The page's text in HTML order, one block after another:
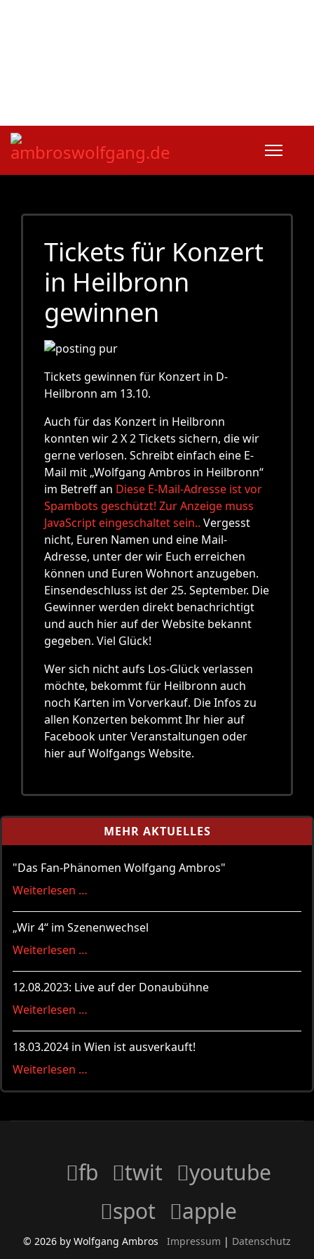
Tickets für Konzert
in Heilbronn
gewinnen
Tickets gewinnen für Konzert in D-
Heilbronn am 13.10.
Auch für das Konzert in Heilbronn
konnten wir 2 X 2 Tickets sichern, die wir
gerne verlosen. Schreibt einfach eine E-
Mail mit „Wolfgang Ambros in Heilbronn“
im Betreff an Diese E-Mail-Adresse ist vor
Spambots geschützt! Zur Anzeige muss
JavaScript eingeschaltet sein.. Vergesst
nicht, Euren Namen und eine Mail-
Adresse, unter der wir Euch erreichen
können und Euren Wohnort anzugeben.
Einsendeschluss ist der 25. September. Die
Gewinner werden direkt benachrichtigt
und auch hier auf der Website bekannt
gegeben. Viel Glück!
Wer sich nicht aufs Los-Glück verlassen
möchte, bekommt für Heilbronn auch
noch Karten im Vorverkauf. Die Infos zu
allen Konzerten bekommt Ihr hier auf
Facebook unter Veranstaltungen oder
hier auf Wolfgangs Website.
MEHR AKTUELLES
"Das Fan-Phänomen Wolfgang Ambros"
Weiterlesen …
„Wir 4“ im Szenenwechsel
Weiterlesen …
12.08.2023: Live auf der Donaubühne
Weiterlesen …
18.03.2024 in Wien ist ausverkauft!
Weiterlesen …
fb twit
youtube
spot
apple
© 2026 by Wolfgang Ambros Impressum | Datenschutz